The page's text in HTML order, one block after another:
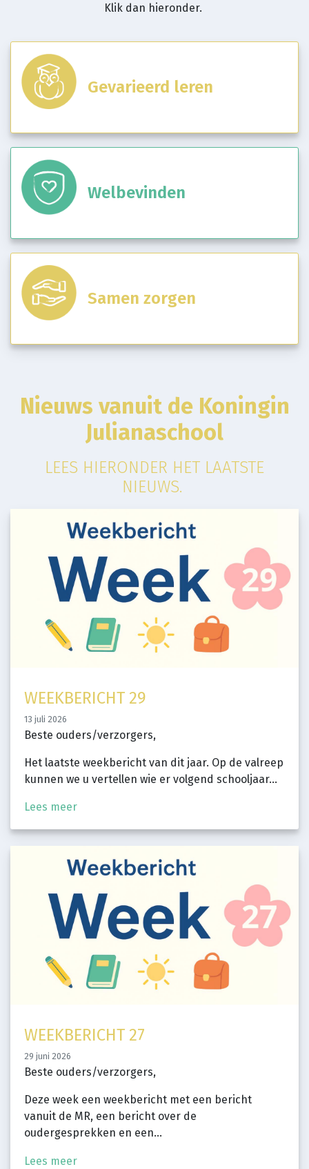
Klik dan hieronder.
Gevarieerd leren
Welbevinden
Samen zorgen
Nieuws vanuit de Koningin
Julianaschool
LEES HIERONDER HET LAATSTE
NIEUWS.
WEEKBERICHT 29
13 juli 2026
Beste ouders/verzorgers,
Het laatste weekbericht van dit jaar. Op de valreep
kunnen we u vertellen wie er volgend schooljaar...
Lees meer
WEEKBERICHT 27
29 juni 2026
Beste ouders/verzorgers,
Deze week een weekbericht met een bericht
vanuit de MR, een bericht over de
oudergesprekken en een...
Lees meer